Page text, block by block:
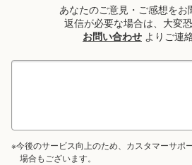
あなたのご意見・ご感想をお
返信が必要な場合は、大変
お問い合わせ よりご連
※今後のサービス向上のため、カスタマーサポ
場合もございます。